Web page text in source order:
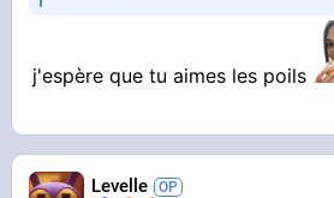
j'espère que tu aimes les poils
Levelle